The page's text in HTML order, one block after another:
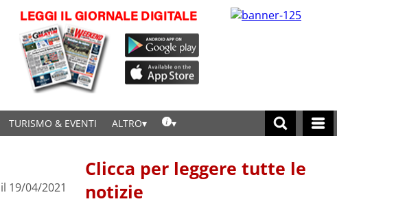
TURISMO & EVENTI ALTRO
il 19/04/2021
Clicca per leggere tutte le
notizie